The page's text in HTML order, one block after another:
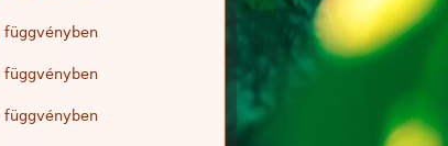
függvényben
függvényben
függvényben